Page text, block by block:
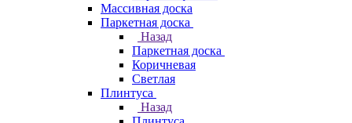
Массивная доска
Паркетная доска
Назад
Паркетная доска
Коричневая
Светлая
Плинтуса
Назад